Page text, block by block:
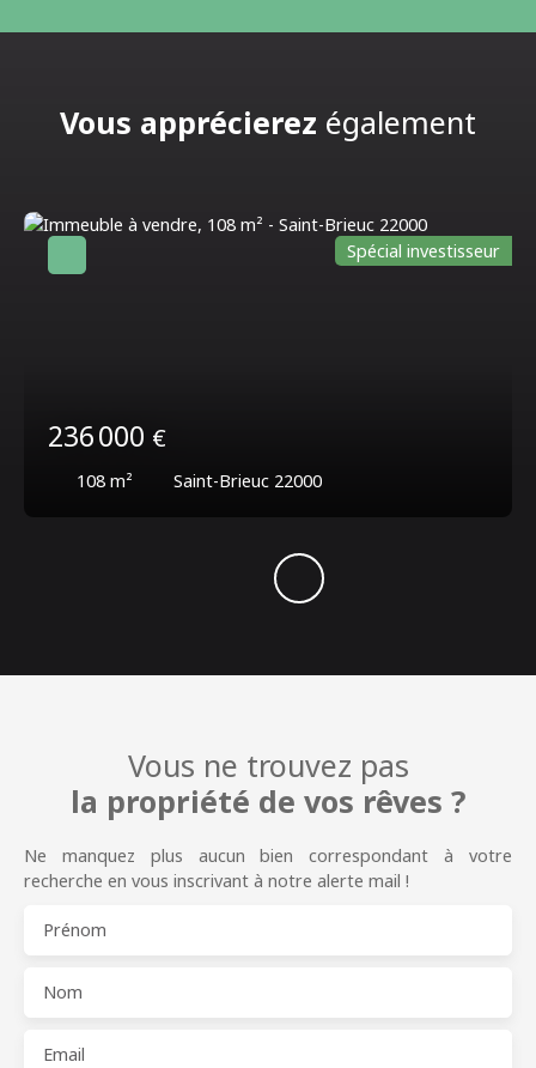
Vous apprécierez également
236 000 €
108 m² Saint-Brieuc 22000
Spécial investisseur
Vous ne trouvez pas
la propriété de vos rêves ?
Ne manquez plus aucun bien correspondant à votre
recherche en vous inscrivant à notre alerte mail !
Prénom
Nom
Email